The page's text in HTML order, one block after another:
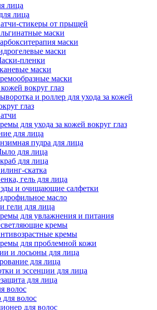
лица
лица
стикеры от прыщей
маски
маски
маски
пленки
маски
маски
вокруг глаз
и роллер для ухода за кожей
глаз
для ухода за кожей вокруг глаз
для лица
пудра для лица
для лица
для лица
скатка
гель для лица
и очищающие салфетки
масло
гели для лица
для увлажнения и питания
кремы
кремы
для проблемной кожи
и лосьоны для лица
для лица
и эссенции для лица
для лица
волос
волос
для волос